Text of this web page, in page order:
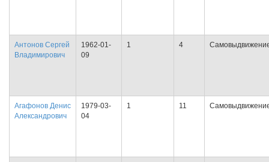
Антонов Сергей
Владимирович
1962-01-
09
1 4
Агафонов Денис
Александрович
1979-03-
04
1 11